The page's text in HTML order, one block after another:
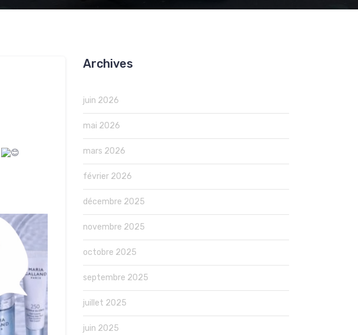
Archives
juin 2026
mai 2026
mars 2026
février 2026
décembre 2025
novembre 2025
octobre 2025
septembre 2025
juillet 2025
juin 2025